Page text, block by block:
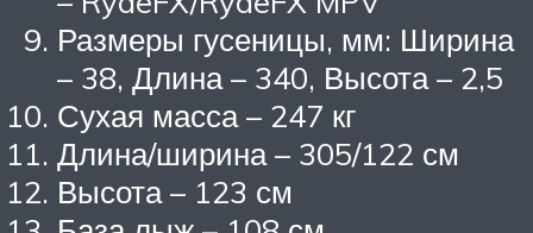
Размеры гусеницы, мм: Ширина
– 38, Длина – 340, Высота – 2,5
Сухая масса – 247 кг
Длина/ширина – 305/122 см
Высота – 123 см